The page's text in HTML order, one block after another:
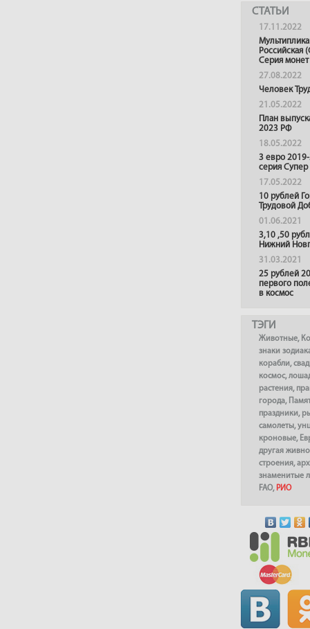
СТАТЬИ
17.11.2022
Российская
Серия монет
27.08.2022
Человек
21.05.2022
План
2023 РФ
18.05.2022
3 евро
серия
17.05.2022
10 рублей
Трудовой
01.06.2021
3,10 ,50
Нижний
31.03.2021
25 рублей
первого
в космос
ТЭГИ
Животные,
знаки
корабли,
космос,
растения,
города,
праздники,
самолеты,
кроновые,
другая
строения,
знаменитые
FAO, РИО